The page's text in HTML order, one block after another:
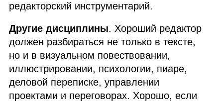
редакторский инструментарий.
Другие дисциплины. Хороший редактор
должен разбираться не только в тексте,
но и в визуальном повествовании,
иллюстрировании, психологии, пиаре,
деловой переписке, управлении
проектами и переговорах. Хорошо, если